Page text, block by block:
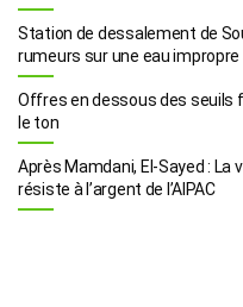
Station de dessalement de
rumeurs sur une eau
Offres en dessous des seuils
le ton
Après Mamdani, El-Sayed :
résiste à l’argent de l’AIPAC